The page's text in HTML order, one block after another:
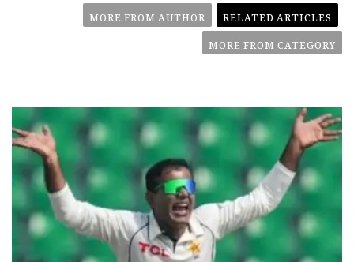
RELATED ARTICLES
MORE FROM AUTHOR
MORE FROM CATEGORY